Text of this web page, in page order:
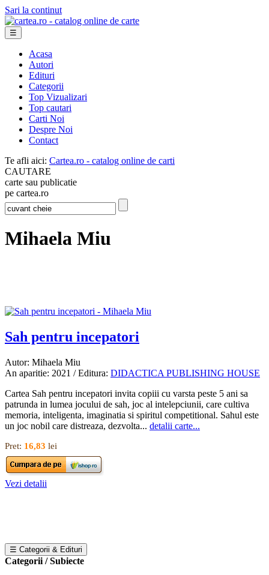
Sari la continut
☰
Acasa
Autori
Edituri
Categorii
Top Vizualizari
Top cautari
Carti Noi
Despre Noi
Contact
Te afli aici: Cartea.ro - catalog online de carti
CAUTARE
carte sau publicatie
pe cartea.ro
Mihaela Miu
Sah pentru incepatori
Autor: Mihaela Miu
An aparitie: 2021 / Editura: DIDACTICA PUBLISHING HOUSE
Cartea Sah pentru incepatori invita copiii cu varsta peste 5 ani sa
patrunda in lumea jocului de sah, joc al intelepciunii, care cultiva
memoria, inteligenta, imaginatia si spiritul competitional. Sahul este
un joc nobil care distreaza, dezvolta... detalii carte...
Pret: 16,83 lei
Vezi detalii
☰ Categorii & Edituri
Categorii / Subiecte